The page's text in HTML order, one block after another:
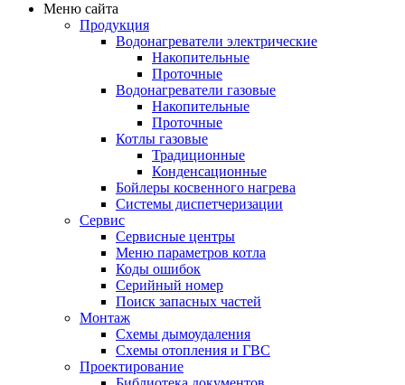
Меню сайта
Продукция
Водонагреватели электрические
Накопительные
Проточные
Водонагреватели газовые
Накопительные
Проточные
Котлы газовые
Традиционные
Конденсационные
Бойлеры косвенного нагрева
Системы диспетчеризации
Сервис
Сервисные центры
Меню параметров котла
Коды ошибок
Серийный номер
Поиск запасных частей
Монтаж
Схемы дымоудаления
Схемы отопления и ГВС
Проектирование